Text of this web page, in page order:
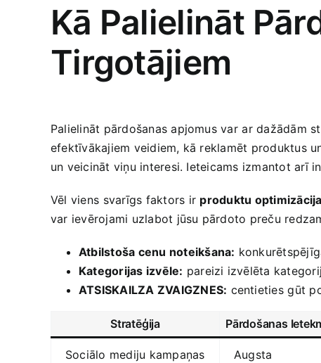
Kā Palielināt‍
Tirgotājiem
Palielināt pārdošanas apjomus var ⁢ar dažādām
efektīvākajiem veidiem, kā reklamēt produktus
un veicināt​ viņu interesi. Ieteicams izmantot arī
Vēl‍ viens⁤ svarīgs faktors⁤ ir‌ produktu ​optimizācija
var ‍ievērojami uzlabot jūsu pārdoto preču
Atbilstoša cenu noteikšana:
Kategorijas izvēle: pareizi izvēlēta
ATSISKAILZA ZVAIGZNES: centieties ⁢gūt
Stratēģija Pārdošanas
Sociālo mediju‍ kampaņas Augsta